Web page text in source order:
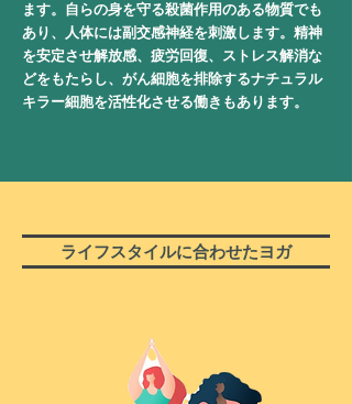
ます。自らの身を守る殺菌作用のある物質でも
あり、人体には副交感神経を刺激します。精神
を安定させ解放感、疲労回復、ストレス解消な
どをもたらし、がん細胞を排除するナチュラル
キラー細胞を活性化させる働きもあります。
ライフスタイルに合わせたヨガ